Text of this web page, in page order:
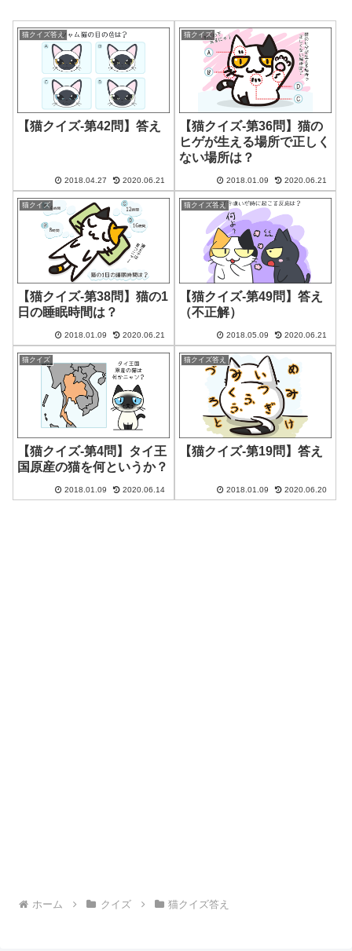
猫クイズ答え
【猫クイズ-第42問】答え
2018.04.27 2020.06.21
猫クイズ
【猫クイズ-第36問】猫の
ヒゲが生える場所で正しく
ない場所は？
2018.01.09 2020.06.21
猫クイズ
【猫クイズ-第38問】猫の1
日の睡眠時間は？
2018.01.09 2020.06.21
猫クイズ答え
【猫クイズ-第49問】答え
（不正解）
2018.05.09 2020.06.21
猫クイズ
【猫クイズ-第4問】タイ王
国原産の猫を何というか？
2018.01.09 2020.06.14
猫クイズ答え
【猫クイズ-第19問】答え
2018.01.09 2020.06.20
ホーム クイズ 猫クイズ答え